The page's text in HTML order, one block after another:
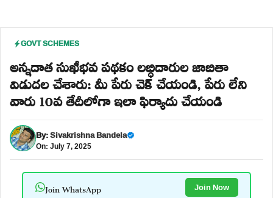
GOVT SCHEMES
అన్నదాత సుఖీభవ పథకం లబ్ధిదారుల జాబితా
విడుదల చేశారు: మీ పేరు చెక్ చేయండి, పేరు లేని
వారు 10వ తేదీలోగా ఇలా ఫిర్యాదు చేయండి
By:Sivakrishna Bandela
On: July 7, 2025
Join WhatsApp Join Now